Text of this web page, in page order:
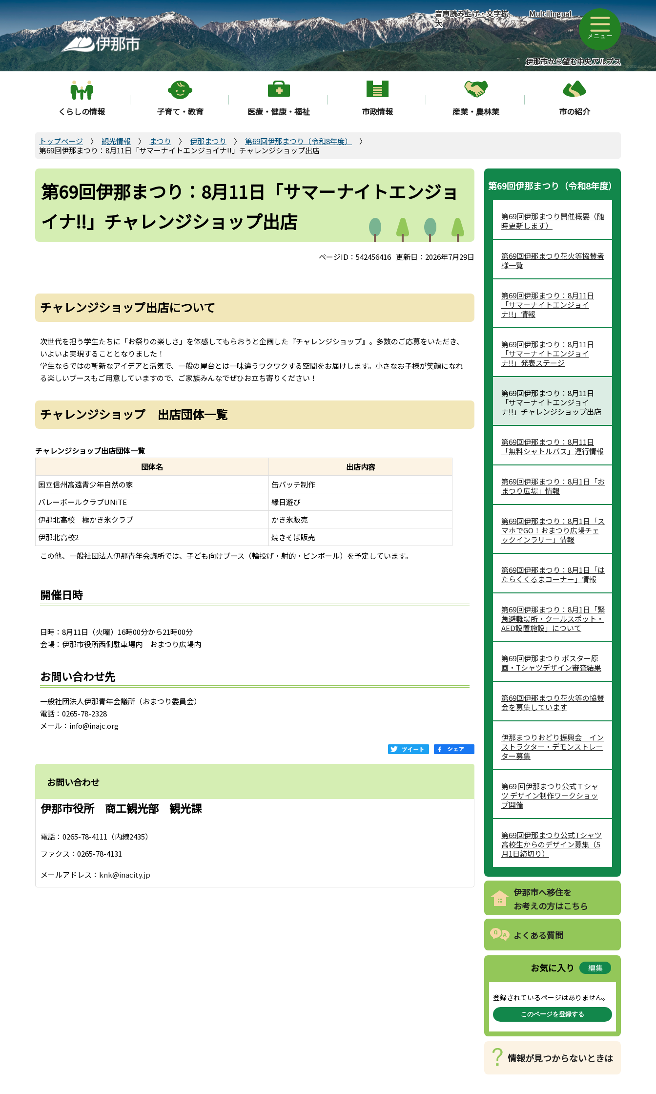
こ
の
ペ
ー
ジ
の
音声読み上げ・文字拡
大
Multilingual
メニュー
伊那市から望む中央アルプス
くらしの情報 子育て・教育 医療・健康・福祉 市政情報 産業・農林業 市の紹介
トップページ 観光情報 まつり 伊那まつり
第69回伊那まつり（令和8年度）
第69回伊那まつり：8月11日「サマーナイトエンジョイナ!!」チャレンジショップ出店
第69回伊那まつり：8月11日「サマーナイトエンジョ
イナ!!」チャレンジショップ出店
ページID：542456416 更新日：2026年7月29日
チャレンジショップ出店について
次世代を担う学生たちに「お祭りの楽しさ」を体感してもらおうと企画した『チャレンジショップ』。多数のご応募をいただき、
いよいよ実現することとなりました！
学生ならではの斬新なアイデアと活気で、一般の屋台とは一味違うワクワクする空間をお届けします。小さなお子様が笑顔になれ
る楽しいブースもご用意していますので、ご家族みんなでぜひお立ち寄りください！
チャレンジショップ 出店団体一覧
チャレンジショップ出店団体一覧
団体名
出店内容
国立信州高遠青少年自然の家
缶バッチ制作
バレーボールクラブUNiTE
縁日遊び
伊那北高校 極かき氷クラブ
かき氷販売
伊那北高校2
焼きそば販売
この他、一般社団法人伊那青年会議所では、子ども向けブース（輪投げ・射的・ピンボール）を予定しています。
開催日時
日時：8月11日（火曜）16時00分から21時00分
会場：伊那市役所西側駐車場内 おまつり広場内
お問い合わせ先
一般社団法人伊那青年会議所（おまつり委員会）
電話：0265-78-2328
メール：info@inajc.org
お問い合わせ
伊那市役所 商工観光部 観光課
電話：0265-78-4111（内線2435）
ファクス：0265-78-4131
メールアドレス： knk@inacity.jp
第69回伊那まつり（令和8年度）
第69回伊那まつり開催概要（随
時更新します）
第69回伊那まつり花火等協賛者
様一覧
第69回伊那まつり：8月11日
「サマーナイトエンジョイ
ナ!!」情報
第69回伊那まつり：8月11日
「サマーナイトエンジョイ
ナ!!」発表ステージ
第69回伊那まつり：8月11日
「サマーナイトエンジョイ
ナ!!」チャレンジショップ出店
第69回伊那まつり：8月11日
「無料シャトルバス」運行情報
第69回伊那まつり：8月1日「お
まつり広場」情報
第69回伊那まつり：8月1日「ス
マホでGO！おまつり広場チェ
ックインラリー」情報
第69回伊那まつり：8月1日「は
たらくくるまコーナー」情報
第69回伊那まつり：8月1日「緊
急避難場所・クールスポット・
AED設置施設」について
第69回伊那まつり ポスター原
画・Tシャツデザイン審査結果
第69回伊那まつり花火等の協賛
金を募集しています
伊那まつりおどり振興会 イン
ストラクター・デモンストレー
ター募集
第69 回伊那まつり公式Ｔシャ
ツ デザイン制作ワークショッ
プ開催
第69回伊那まつり公式Tシャツ
高校生からのデザイン募集（5
月1日締切り）
伊那市へ移住を
お考えの方はこちら
よくある質問
お気に入り 編集
登録されているページはありません。
このページを登録する
情報が見つからないときは